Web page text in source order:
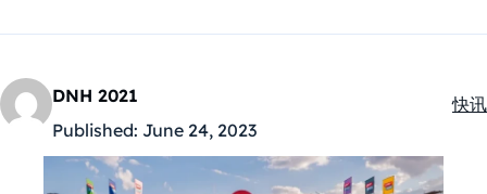
DNH 2021
Published: June 24, 2023
快讯